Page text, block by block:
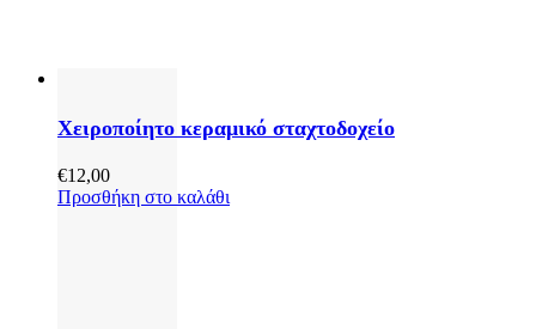
Χειροποίητο κεραμικό σταχτοδοχείο
€12,00
Προσθήκη στο καλάθι